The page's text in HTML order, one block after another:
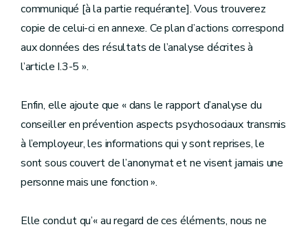
communiqué [à la partie requérante]. Vous trouverez
copie de celui-ci en annexe. Ce plan d’actions correspond
aux données des résultats de l’analyse décrites à
l’article I.3-5 ».
Enfin, elle ajoute que « dans le rapport d’analyse du
conseiller en prévention aspects psychosociaux transmis
à l’employeur, les informations qui y sont reprises, le
sont sous couvert de l’anonymat et ne visent jamais une
personne mais une fonction ».
Elle conclut qu’« au regard de ces éléments, nous ne